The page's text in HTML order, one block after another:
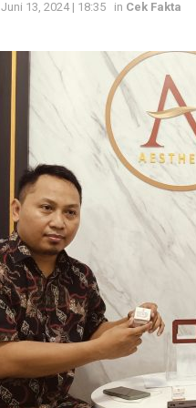
Juni 13, 2024 | 18:35 in Cek Fakta